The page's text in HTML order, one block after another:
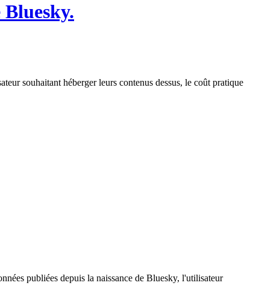
souhaitant héberger leurs contenus dessus, le coût pratique
publiées depuis la naissance de Bluesky, l'utilisateur